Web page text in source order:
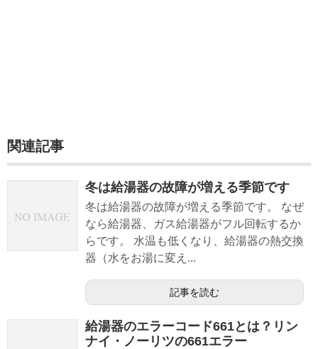
関連記事
冬は給湯器の故障が増える季節です
冬は給湯器の故障が増える季節です。 なぜ
なら給湯器、ガス給湯器がフル回転するか
らです。 水温も低くなり、給湯器の熱交換
器（水をお湯に変え...
記事を読む
給湯器のエラーコード661とは？リン
ナイ・ノーリツの661エラー